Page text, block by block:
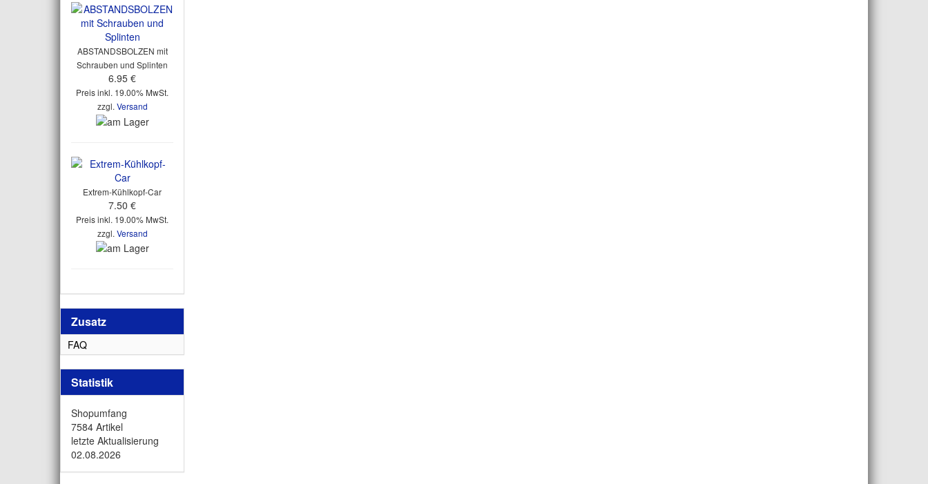
ABSTANDSBOLZEN mit
Schrauben und Splinten
6.95 €
Preis inkl. 19.00% MwSt.
zzgl. Versand
Extrem-Kühlkopf-Car
7.50 €
Preis inkl. 19.00% MwSt.
zzgl. Versand
Zusatz
FAQ
Statistik
Shopumfang
7584 Artikel
letzte Aktualisierung
02.08.2026